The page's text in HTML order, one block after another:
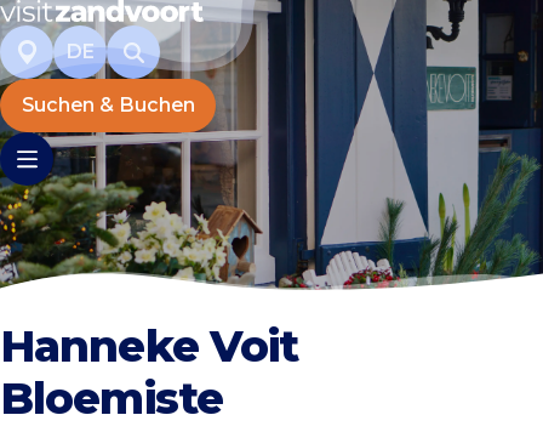
DE
Suchen & Buchen
Hanneke Voit
Bloemiste